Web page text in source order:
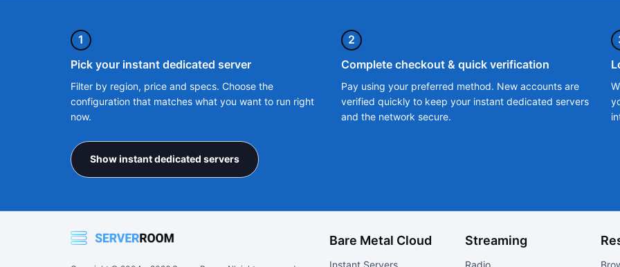
1
Pick your instant dedicated server
Filter by region, price and specs. Choose the
configuration that matches what you want to run right
now.
Show instant dedicated servers
2
Complete checkout & quick verification
Pay using your preferred method. New accounts are
verified quickly to keep your instant dedicated servers
and the network secure.
Bare Metal Cloud
Instant Servers
Streaming
Radio